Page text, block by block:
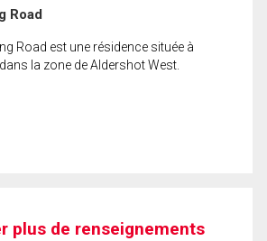
Road
Road est une résidence située à
la zone de Aldershot West.
plus de renseignements